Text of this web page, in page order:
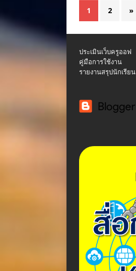
o
o
k
1 2 »
ประเมินเว็บครูออฟ
คู่มือการใช้งาน
รายงานสรุปนักเรียน